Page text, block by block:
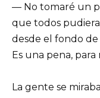
— No tomaré un
que todos
desde el fondo de
Es una pena,
La gente se